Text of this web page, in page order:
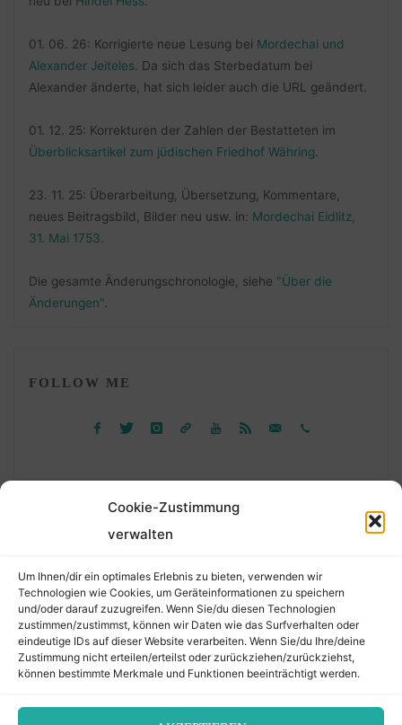
Cookie-Zustimmung
verwalten
Um Ihnen/dir ein optimales Erlebnis zu bieten, verwenden wir
Technologien wie Cookies, um Geräteinformationen zu speichern
und/oder darauf zuzugreifen. Wenn Sie/du diesen Technologien
zustimmen/zustimmst, können wir Daten wie das Surfverhalten oder
eindeutige IDs auf dieser Website verarbeiten. Wenn Sie/du Ihre/deine
Zustimmung nicht erteilen/erteilst oder zurückziehen/zurückziehst,
können bestimmte Merkmale und Funktionen beeinträchtigt werden.
01. 06. 26: Korrigierte neue Lesung bei Mordechai und
Alexander Jeiteles . Da sich das Sterbedatum bei
Alexander änderte, hat sich leider auch die URL geändert.
01. 12. 25: Korrekturen der Zahlen der Bestatteten im
Überblicksartikel zum jüdischen Friedhof Währing
23. 11. 25: Überarbeitung, Übersetzung, Kommentare,
neues Beitragsbild, Bilder neu usw. in: Mordechai Eidlitz,
31. Mai 1753
Die gesamte Änderungschronologie, siehe "Über die
Änderungen".
FOLLOW ME
nach:
©2026 Der Transkribierer